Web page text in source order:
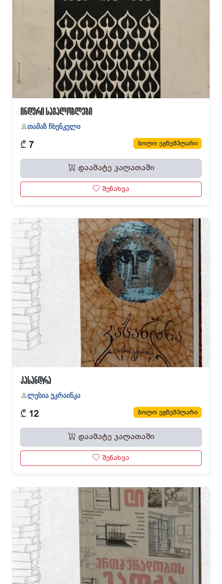
ინდური საგალობლები
თამაზ ჩხენკელი
₾ 7 ბოლო ეგზემპლარი
დაამატე კალათაში
შენახვა
კასანდრა
ლესია უკრაინკა
₾ 12 ბოლო ეგზემპლარი
დაამატე კალათაში
შენახვა